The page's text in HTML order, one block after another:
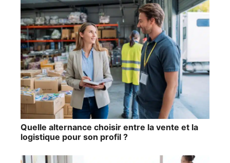
Quelle alternance choisir entre la vente et la
logistique pour son profil ?